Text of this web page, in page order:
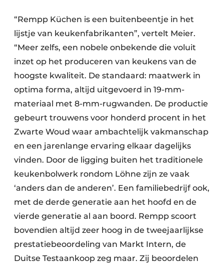
“Rempp Küchen is een buitenbeentje in het
lijstje van keukenfabrikanten”, vertelt Meier.
“Meer zelfs, een nobele onbekende die voluit
inzet op het produceren van keukens van de
hoogste kwaliteit. De standaard: maatwerk in
optima forma, altijd uitgevoerd in 19-mm-
materiaal met 8-mm-rugwanden. De productie
gebeurt trouwens voor honderd procent in het
Zwarte Woud waar ambachtelijk vakmanschap
en een jarenlange ervaring elkaar dagelijks
vinden. Door de ligging buiten het traditionele
keukenbolwerk rondom Löhne zijn ze vaak
‘anders dan de anderen’. Een familiebedrijf ook,
met de derde generatie aan het hoofd en de
vierde generatie al aan boord. Rempp scoort
bovendien altijd zeer hoog in de tweejaarlijkse
prestatiebeoordeling van Markt Intern, de
Duitse Testaankoop zeg maar. Zij beoordelen